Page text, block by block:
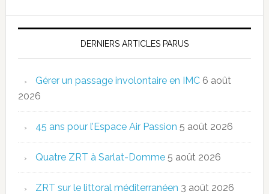
DERNIERS ARTICLES PARUS
Gérer un passage involontaire en IMC 6 août
2026
45 ans pour l’Espace Air Passion 5 août 2026
Quatre ZRT à Sarlat-Domme 5 août 2026
ZRT sur le littoral méditerranéen 3 août 2026